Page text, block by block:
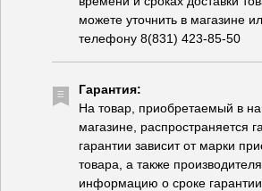
можете уточнить в магазине
телефону 8(831) 423-85-50
Гарантия:
На товар, приобретаемый в
магазине, распространяется
гарантии зависит от марки
товара, а также
информацию о сроке